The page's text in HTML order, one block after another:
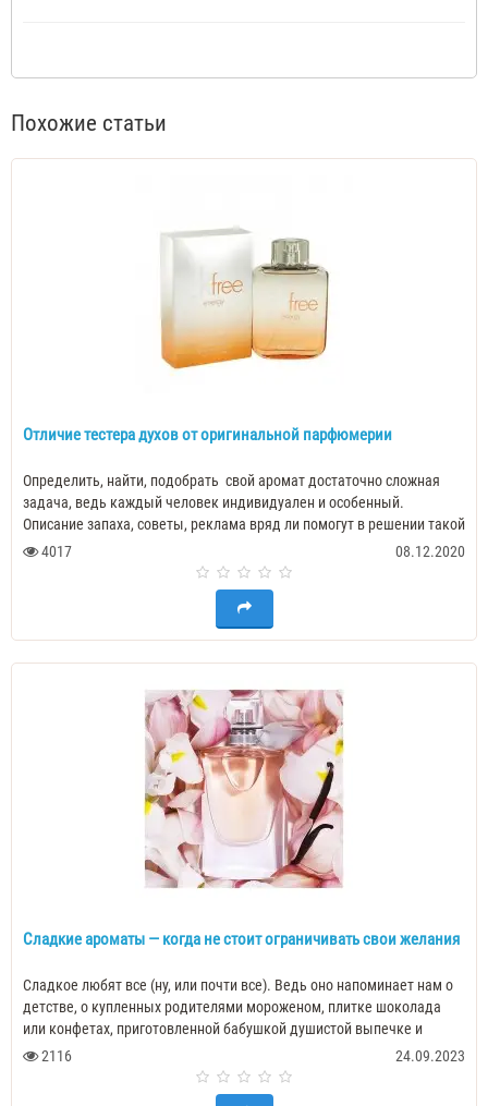
Похожие статьи
Отличие тестера духов от оригинальной парфюмерии
Определить, найти, подобрать свой аромат достаточно сложная
задача, ведь каждый человек индивидуален и особенный.
Описание запаха, советы, реклама вряд ли помогут в решении такой
задачи. Толь..
4017 08.12.2020
Сладкие ароматы — когда не стоит ограничивать свои желания
Сладкое любят все (ну, или почти все). Ведь оно напоминает нам о
детстве, о купленных родителями мороженом, плитке шоколада
или конфетах, приготовленной бабушкой душистой выпечке и
прочих маленьких ра..
2116 24.09.2023